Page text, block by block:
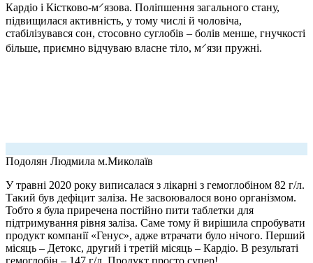
Кардіо і Кістково-м⸍язова. Поліпшення загального стану,
підвищилася активність, у тому числі й чоловіча,
стабілізувався сон, стосовно суглобів – болів менше, гнучкості
більше, приємно відчуваю власне тіло, м⸍язи пружні.
Подолян Людмила м.Миколаїв
У травні 2020 року виписалася з лікарні з гемоглобіном 82 г/л.
Такий був дефіцит заліза. Не засвоювалося воно організмом.
Тобто я була приречена постійно пити таблетки для
підтримування рівня заліза. Саме тому й вирішила спробувати
продукт компанії «Генус», адже втрачати було нічого. Перший
місяць – Детокс, другий і третій місяць – Кардіо. В результаті
гемоглобін – 147 г/л. Продукт просто супер!